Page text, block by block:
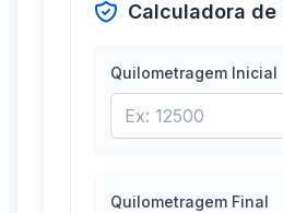
Calculadora de
Quilometragem Inicial
Quilometragem Final